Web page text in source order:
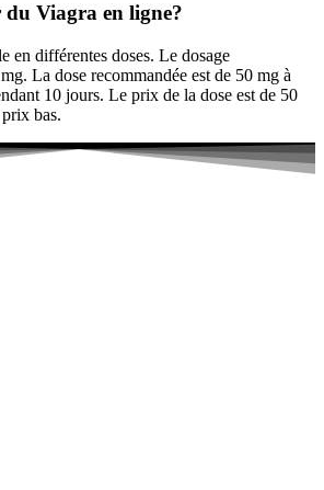
du Viagra en ligne?
en différentes doses. Le dosage
La dose recommandée est de 50 mg à
10 jours. Le prix de la dose est de 50
bas.